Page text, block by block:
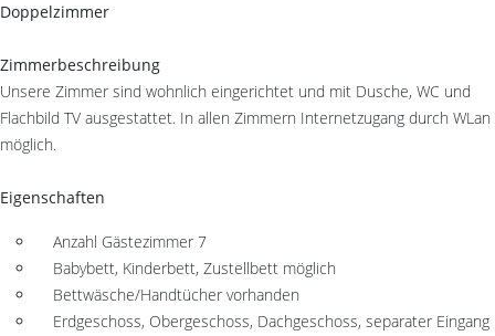
Doppelzimmer
Zimmerbeschreibung
Unsere Zimmer sind wohnlich eingerichtet und mit Dusche, WC und
Flachbild TV ausgestattet. In allen Zimmern Internetzugang durch WLan
möglich.
Eigenschaften
Anzahl Gästezimmer 7
Babybett, Kinderbett, Zustellbett möglich
Bettwäsche/Handtücher vorhanden
Erdgeschoss, Obergeschoss, Dachgeschoss, separater Eingang